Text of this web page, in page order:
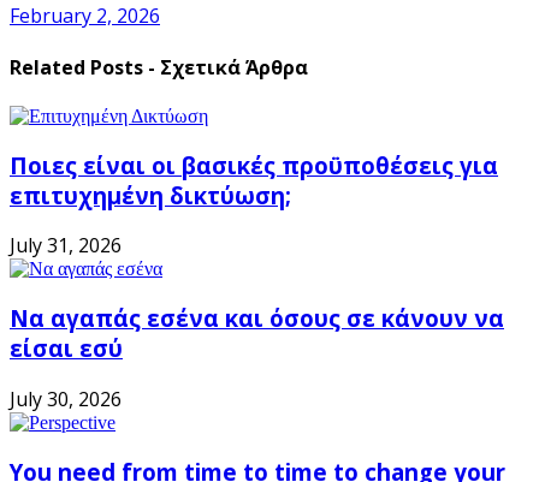
February 2, 2026
Related Posts - Σχετικά Άρθρα
Ποιες είναι οι βασικές προϋποθέσεις για
επιτυχημένη δικτύωση;
July 31, 2026
Να αγαπάς εσένα και όσους σε κάνουν να
είσαι εσύ
July 30, 2026
You need from time to time to change your